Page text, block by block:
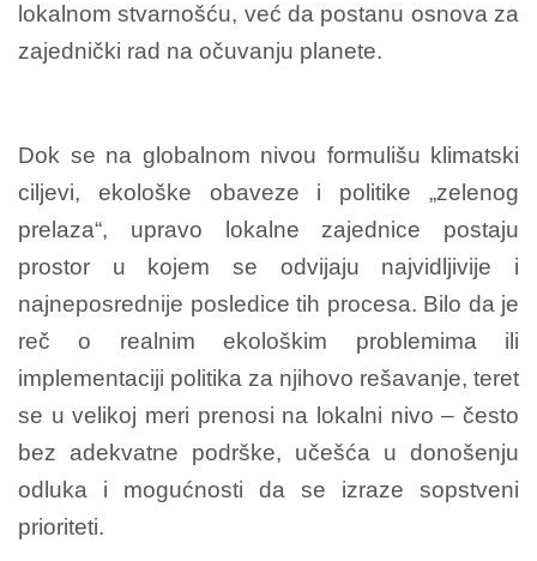
lokalnom stvarnošću, već da postanu osnova za
zajednički rad na očuvanju planete.
Dok se na globalnom nivou formulišu klimatski
ciljevi, ekološke obaveze i politike „zelenog
prelaza“, upravo lokalne zajednice postaju
prostor u kojem se odvijaju najvidljivije i
najneposrednije posledice tih procesa. Bilo da je
reč o realnim ekološkim problemima ili
implementaciji politika za njihovo rešavanje, teret
se u velikoj meri prenosi na lokalni nivo – često
bez adekvatne podrške, učešća u donošenju
odluka i mogućnosti da se izraze sopstveni
prioriteti.